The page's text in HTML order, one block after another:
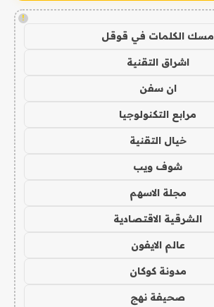
!
مسك الكلمات في قوقل
اشراق التقنية
ان سفن
مرابع التكنولوجيا
خيال التقنية
شوف ويب
مجلة الاسهم
الشرقية الاقتصادية
عالم الايفون
مدونة كوكان
صحيفة نهج